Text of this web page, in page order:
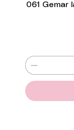
061 Gemar